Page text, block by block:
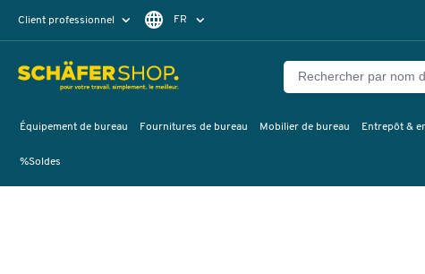
Client professionnel FR
EN
Équipement de bureau Fournitures de bureau Mobilier de bureau Entrepôt &
%Soldes